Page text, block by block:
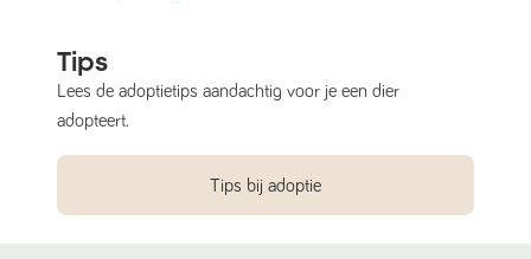
Tips
Lees de adoptietips aandachtig voor je een dier
adopteert.
Tips bij adoptie